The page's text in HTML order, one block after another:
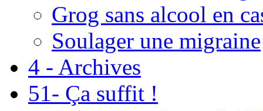
Grog sans alcool en
Soulager une migraine
4 - Archives
51- Ça suffit !